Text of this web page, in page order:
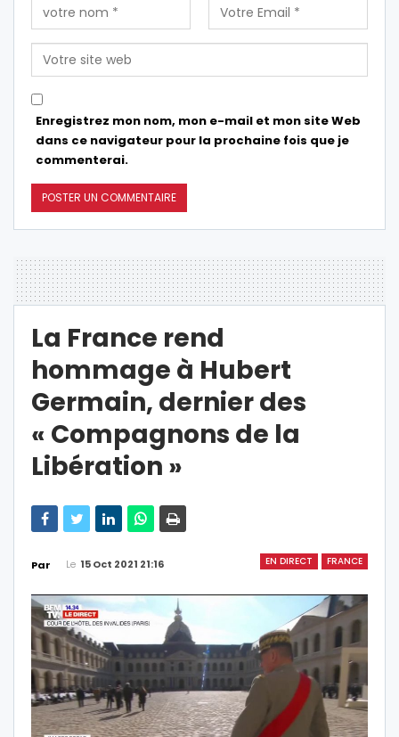
Enregistrez mon nom, mon e-mail et mon site Web
dans ce navigateur pour la prochaine fois que je
commenterai.
La France rend
hommage à Hubert
Germain, dernier des
« Compagnons de la
Libération »
EN DIRECT FRANCE
Par Le 15 Oct 2021 21:16